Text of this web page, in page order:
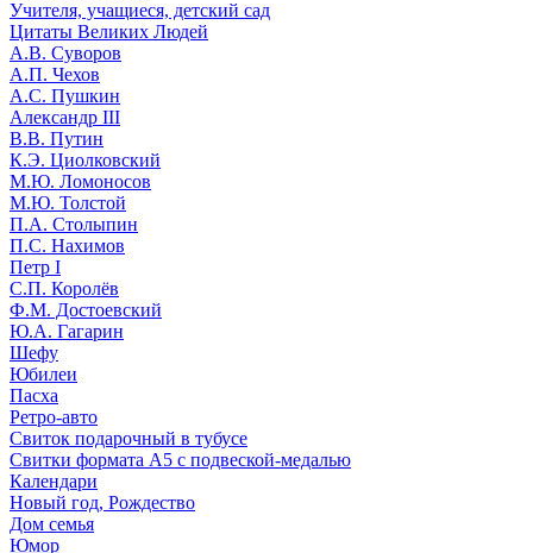
Учителя, учащиеся, детский сад
Цитаты Великих Людей
А.В. Суворов
А.П. Чехов
А.С. Пушкин
Александр III
В.В. Путин
К.Э. Циолковский
М.Ю. Ломоносов
М.Ю. Толстой
П.А. Столыпин
П.С. Нахимов
Петр I
С.П. Королёв
Ф.М. Достоевский
Ю.А. Гагарин
Шефу
Юбилеи
Пасха
Ретро-авто
Свиток подарочный в тубусе
Свитки формата А5 с подвеской-медалью
Календари
Новый год, Рождество
Дом семья
Юмор